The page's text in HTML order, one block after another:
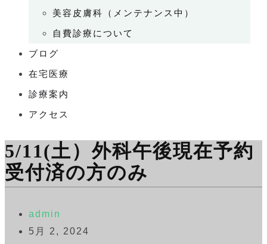
美容皮膚科（メンテナンス中）
自費診療について
ブログ
在宅医療
診療案内
アクセス
5/11(土）外科午後現在予約
受付済の方のみ
admin
5月 2, 2024